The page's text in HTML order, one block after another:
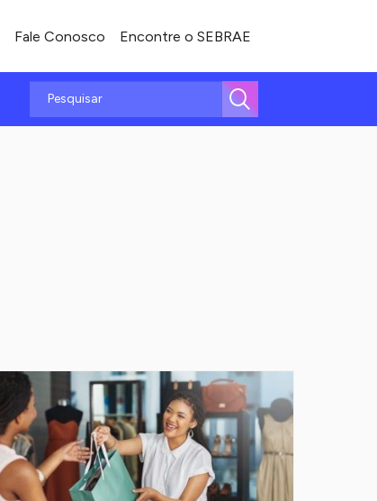
Fale Conosco Encontre o SEBRAE